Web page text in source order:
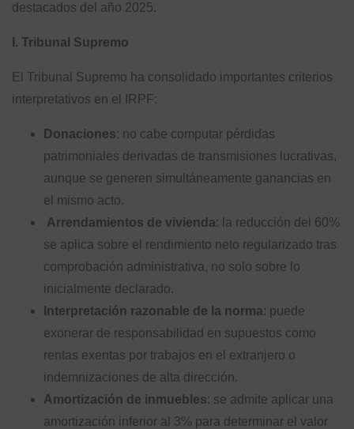
destacados del año 2025.
I. Tribunal Supremo
El Tribunal Supremo ha consolidado importantes criterios
interpretativos en el IRPF:
Donaciones: no cabe computar pérdidas
patrimoniales derivadas de transmisiones lucrativas,
aunque se generen simultáneamente ganancias en
el mismo acto.
Arrendamientos de vivienda: la reducción del 60%
se aplica sobre el rendimiento neto regularizado tras
comprobación administrativa, no solo sobre lo
inicialmente declarado.
Interpretación razonable de la norma: puede
exonerar de responsabilidad en supuestos como
rentas exentas por trabajos en el extranjero o
indemnizaciones de alta dirección.
Amortización de inmuebles: se admite aplicar una
amortización inferior al 3% para determinar el valor